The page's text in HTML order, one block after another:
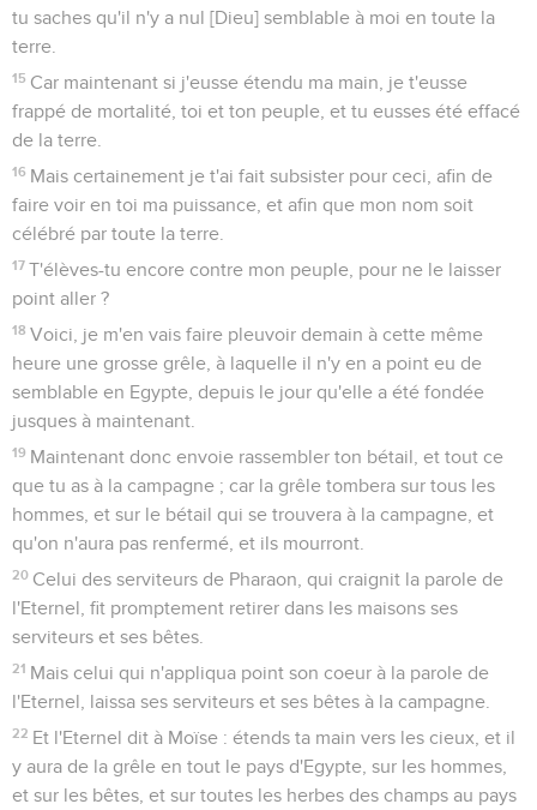
tu saches qu'il n'y a nul [Dieu] semblable à moi en toute la
terre.
15 Car maintenant si j'eusse étendu ma main, je t'eusse
frappé de mortalité, toi et ton peuple, et tu eusses été effacé
de la terre.
16 Mais certainement je t'ai fait subsister pour ceci, afin de
faire voir en toi ma puissance, et afin que mon nom soit
célébré par toute la terre.
17 T'élèves-tu encore contre mon peuple, pour ne le laisser
point aller ?
18 Voici, je m'en vais faire pleuvoir demain à cette même
heure une grosse grêle, à laquelle il n'y en a point eu de
semblable en Egypte, depuis le jour qu'elle a été fondée
jusques à maintenant.
19 Maintenant donc envoie rassembler ton bétail, et tout ce
que tu as à la campagne ; car la grêle tombera sur tous les
hommes, et sur le bétail qui se trouvera à la campagne, et
qu'on n'aura pas renfermé, et ils mourront.
20 Celui des serviteurs de Pharaon, qui craignit la parole de
l'Eternel, fit promptement retirer dans les maisons ses
serviteurs et ses bêtes.
21 Mais celui qui n'appliqua point son coeur à la parole de
l'Eternel, laissa ses serviteurs et ses bêtes à la campagne.
22 Et l'Eternel dit à Moïse : étends ta main vers les cieux, et il
y aura de la grêle en tout le pays d'Egypte, sur les hommes,
et sur les bêtes, et sur toutes les herbes des champs au pays